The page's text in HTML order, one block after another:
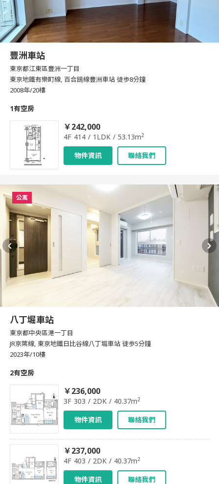
豐洲車站
東京都江東區豐洲一丁目
東京地鐵有樂町線, 百合鴎線豐洲車站 徒歩8分鐘
2008年/20樓
1有空房
￥242,000
4F 414 / 1LDK / 53.13m2
物件資訊 聯絡我們
公寓
八丁堀車站
東京都中央區港一丁目
JR京葉線, 東京地鐵日比谷線八丁堀車站 徒歩5分鐘
2023年/10樓
2有空房
￥236,000
3F 303 / 2DK / 40.37m2
物件資訊 聯絡我們
￥237,000
4F 403 / 2DK / 40.37m2
物件資訊 聯絡我們